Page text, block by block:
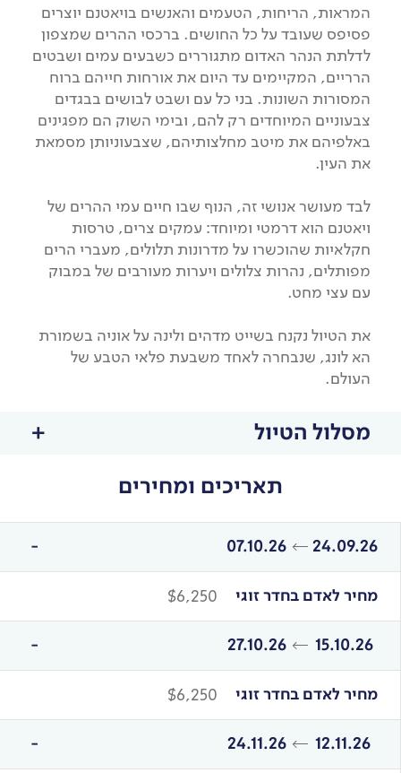
המראות, הריחות, הטעמים והאנשים בויאטנם יוצרים
פסיפס שעובד על כל החושים. ברכסי ההרים שמצפון
לדלתת הנהר האדום מתגוררים כשבעים עמים ושבטים
הרריים, המקיימים עד היום את אורחות חייהם ברוח
המסורות השונות. בני כל עם ושבט לבושים בבגדים
צבעוניים המיוחדים רק להם, ובימי השוק הם מפגינים
באלפיהם את מיטב מחלצותיהם, שצבעוניותן מסמאת
את העין.
לבד מעושר אנושי זה, הנוף שבו חיים עמי ההרים של
ויאטנם הוא דרמטי ומיוחד: עמקים צרים, טרסות
חקלאיות שהוכשרו על מדרונות תלולים, מעברי הרים
מפותלים, נהרות צלולים ויערות מעורבים של במבוק
עם עצי מחט.
את הטיול נקנח בשייט מדהים ולינה על אוניה בשמורת
הא לונג, שנבחרה לאחד משבעת פלאי הטבע של
העולם.
מסלול הטיול
תאריכים ומחירים
24.09.26
07.10.26
מחיר לאדם בחדר זוגי $6,250
15.10.26
27.10.26
מחיר לאדם בחדר זוגי $6,250
12.11.26
24.11.26